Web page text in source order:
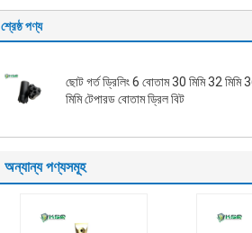
শ্রেষ্ঠ পণ্য
ছোট গর্ত ড্রিলিং 6 বোতাম 30 মিমি 32 মিমি
মিমি টেপারড বোতাম ড্রিল বিট
অন্যান্য পণ্যসমূহ